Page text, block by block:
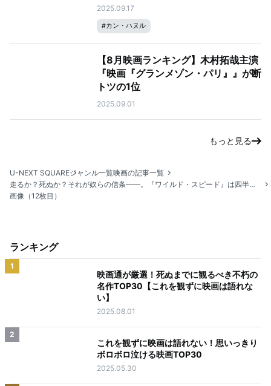
2025.09.17
#カン・ハヌル
【8月映画ランキング】木村拓哉主演
『映画『グランメゾン・パリ』』が断
トツの1位
2025.09.01
もっと見る
U-NEXT SQUAREジャンル一覧映画の記事一覧
走るか？死ぬか？それが奴らの信条——。『ワイルド・スピード』は四半世紀を駆け抜ける大河アクション・シリーズ！
画像（12枚目）
ランキング
1
映画通が厳選！死ぬまでに観るべき不朽の
名作TOP30【これを観ずに映画は語れな
い】
2025.08.01
2
これを観ずに映画は語れない！思いっきり
ボロボロ泣ける映画TOP30
2025.05.30